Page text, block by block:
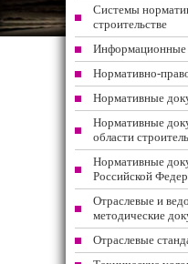
Системы
строительстве
Информационные
Нормативно-
Нормативные
Нормативные
области
Нормативные
Российской
Отраслевые и
методические
Отраслевые